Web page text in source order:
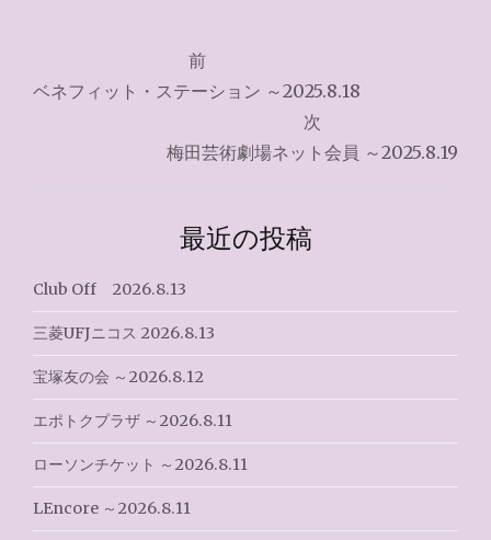
稿
シ
ョ
ン
前
ベネフィット・ステーション ～2025.8.18
次
梅田芸術劇場ネット会員 ～2025.8.19
最近の投稿
Club Off 2026.8.13
三菱UFJニコス 2026.8.13
宝塚友の会 ～2026.8.12
エポトクプラザ ～2026.8.11
ローソンチケット ～2026.8.11
LEncore ～2026.8.11